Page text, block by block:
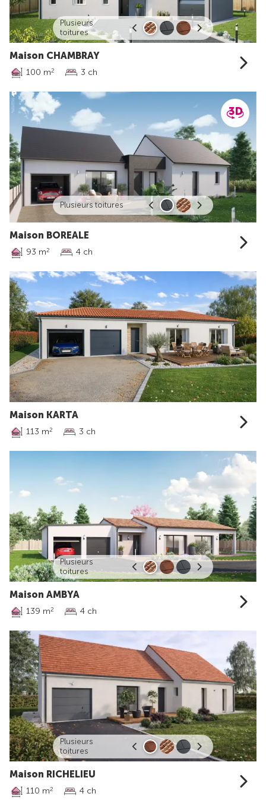
Maison CHAMBRAY
100 m2 3 ch
Plusieurs
toitures
Maison BOREALE
93 m2 4 ch
Plusieurs toitures
Maison KARTA
113 m2 3 ch
Maison AMBYA
139 m2 4 ch
Plusieurs
toitures
Maison RICHELIEU
110 m2 4 ch
Plusieurs
toitures